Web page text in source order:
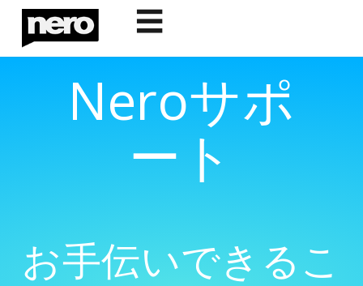
☰
Neroサポ
ート
お手伝いできるこ